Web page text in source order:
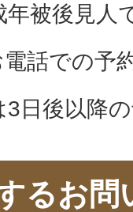
年被後見人
電話での予
日後以降
るお問